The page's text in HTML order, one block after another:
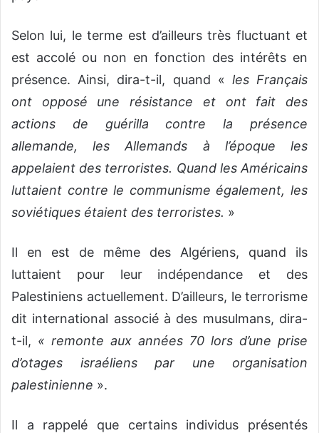
Selon lui, le terme est d’ailleurs très fluctuant et
est accolé ou non en fonction des intérêts en
présence. Ainsi, dira-t-il, quand « les Français
ont opposé une résistance et ont fait des
actions de guérilla contre la présence
allemande, les Allemands à l’époque les
appelaient des terroristes. Quand les Américains
luttaient contre le communisme également, les
soviétiques étaient des terroristes. »
Il en est de même des Algériens, quand ils
luttaient pour leur indépendance et des
Palestiniens actuellement. D’ailleurs, le terrorisme
dit international associé à des musulmans, dira-
t-il, « remonte aux années 70 lors d’une prise
d’otages israéliens par une organisation
palestinienne ».
Il a rappelé que certains individus présentés